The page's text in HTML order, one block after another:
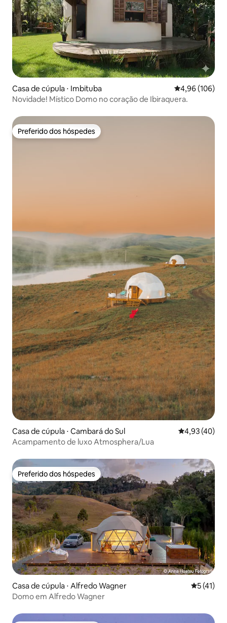
Casa de cúpula ⋅ Imbituba 4,96 de uma
4,96 (106)
Novidade! Místico Domo no coração de Ibiraquera.
Preferido dos hóspedes
Preferido dos hóspedes
Casa de cúpula ⋅ Cambará do Sul 4,93 de uma
4,93 (40)
Acampamento de luxo Atmosphera/Lua
Preferido dos hóspedes
Preferido dos hóspedes
Casa de cúpula ⋅ Alfredo Wagner 5 de uma
5 (41)
Domo em Alfredo Wagner